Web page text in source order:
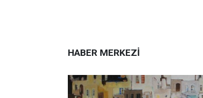
HABER MERKEZİ